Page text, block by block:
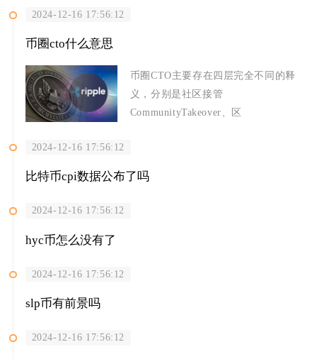
2024-12-16 17:56:12
币圈cto什么意思
币圈CTO主要存在四层完全不同的释
义，分别是社区接管
CommunityTakeover、区
2024-12-16 17:56:12
比特币cpi数据公布了吗
2024-12-16 17:56:12
hyc币怎么没有了
2024-12-16 17:56:12
slp币有前景吗
2024-12-16 17:56:12